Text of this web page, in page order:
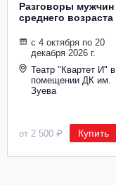
Разговоры мужчин
среднего возраста
с 4 октября по 20
декабря 2026 г.
Театр "Квартет И" в
помещении ДК им.
Зуева
от 2 500 ₽ Купить